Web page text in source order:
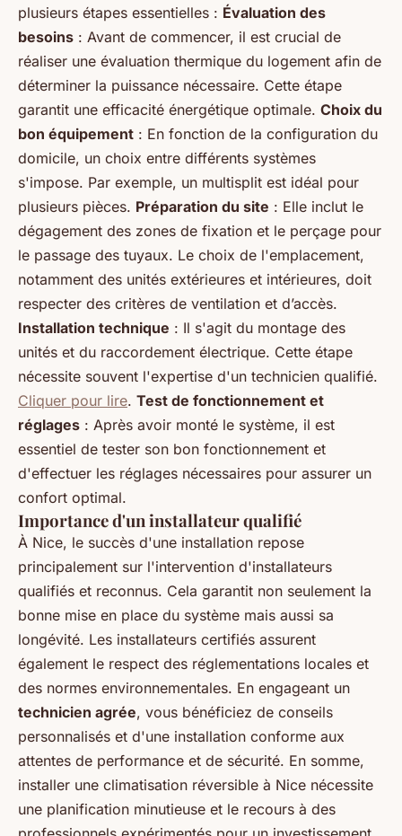
plusieurs étapes essentielles : Évaluation des
besoins : Avant de commencer, il est crucial de
réaliser une évaluation thermique du logement afin de
déterminer la puissance nécessaire. Cette étape
garantit une efficacité énergétique optimale. Choix du
bon équipement : En fonction de la configuration du
domicile, un choix entre différents systèmes
s'impose. Par exemple, un multisplit est idéal pour
plusieurs pièces. Préparation du site : Elle inclut le
dégagement des zones de fixation et le perçage pour
le passage des tuyaux. Le choix de l'emplacement,
notamment des unités extérieures et intérieures, doit
respecter des critères de ventilation et d’accès.
Installation technique : Il s'agit du montage des
unités et du raccordement électrique. Cette étape
nécessite souvent l'expertise d'un technicien qualifié.
Cliquer pour lire. Test de fonctionnement et
réglages : Après avoir monté le système, il est
essentiel de tester son bon fonctionnement et
d'effectuer les réglages nécessaires pour assurer un
confort optimal.
Importance d'un installateur qualifié
À Nice, le succès d'une installation repose
principalement sur l'intervention d'installateurs
qualifiés et reconnus. Cela garantit non seulement la
bonne mise en place du système mais aussi sa
longévité. Les installateurs certifiés assurent
également le respect des réglementations locales et
des normes environnementales. En engageant un
technicien agrée, vous bénéficiez de conseils
personnalisés et d'une installation conforme aux
attentes de performance et de sécurité. En somme,
installer une climatisation réversible à Nice nécessite
une planification minutieuse et le recours à des